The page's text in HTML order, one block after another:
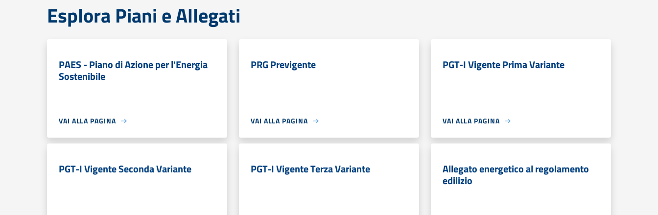
Esplora Piani e Allegati
PAES - Piano di Azione per l'Energia
Sostenibile
VAI ALLA PAGINA
PRG Previgente
VAI ALLA PAGINA
PGT-I Vigente Prima Variante
VAI ALLA PAGINA
PGT-I Vigente Seconda Variante PGT-I Vigente Terza Variante Allegato energetico al regolamento
edilizio